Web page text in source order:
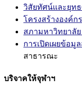
วิสัยทัศน์และยุท
โครงสร้างองค์กร
สภามหาวิทยาลัย
การเปิดเผยข้อมู
สาธารณะ
บริจาคให้จุฬาฯ